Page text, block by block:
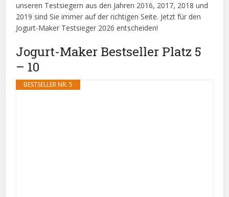
unseren Testsiegern aus den Jahren 2016, 2017, 2018 und
2019 sind Sie immer auf der richtigen Seite. Jetzt für den
Jogurt-Maker Testsieger 2026 entscheiden!
Jogurt-Maker Bestseller Platz 5
– 10
BESTSELLER NR. 5